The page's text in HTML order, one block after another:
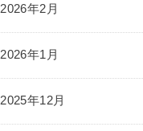
2026年2月
2026年1月
2025年12月